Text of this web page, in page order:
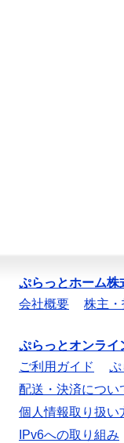
ぷらっとホーム株
会社概要
株主・
ぷらっとオンライ
ご利用ガイド
ぷ
配送・決済につい
個人情報取り扱い
IPv6への取り組み